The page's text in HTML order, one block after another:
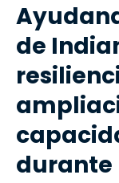
de
durante